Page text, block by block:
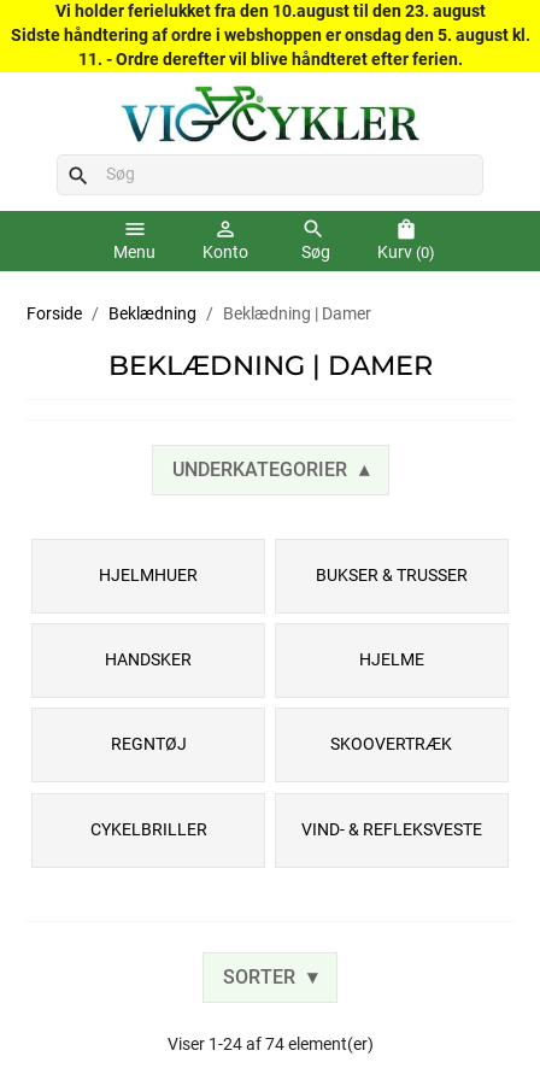
Vi holder ferielukket fra den 10.august til den 23. august
Sidste håndtering af ordre i webshoppen er onsdag den 5. august kl.
11. - Ordre derefter vil blive håndteret efter ferien.
search
menu
Menu
person_outline
Konto
search
Søg
shopping_bag
Kurv (0)
Forside Beklædning Beklædning | Damer
BEKLÆDNING | DAMER
UNDERKATEGORIER
HJELMHUER BUKSER & TRUSSER
HANDSKER HJELME
REGNTØJ SKOOVERTRÆK
CYKELBRILLER VIND- & REFLEKSVESTE
SORTER
Viser 1-24 af 74 element(er)